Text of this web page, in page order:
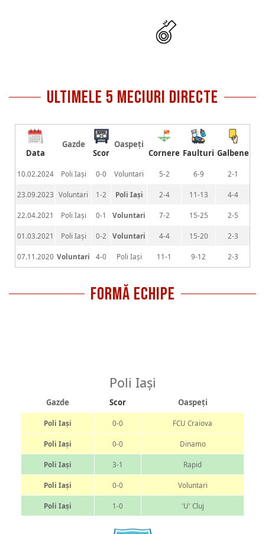
ultimele 5 meciuri directe
Data
Gazde
Scor
Oaspeți
Cornere Faulturi Galbene
10.02.2024 Poli Iași 0-0 Voluntari 5-2 6-9 2-1
23.09.2023 Voluntari 1-2 Poli Iași 2-4 11-13 4-4
22.04.2021 Poli Iași 0-1 Voluntari 7-2 15-25 2-5
01.03.2021 Poli Iași 0-2 Voluntari 4-4 15-20 2-3
07.11.2020 Voluntari 4-0 Poli Iași 11-1 9-12 2-3
FORMĂ ECHIPE
Poli Iași
Gazde Scor Oaspeți
Poli Iași 0-0 FCU Craiova
Poli Iași 0-0 Dinamo
Poli Iași 3-1 Rapid
Poli Iași 0-0 Voluntari
Poli Iași 1-0 'U' Cluj